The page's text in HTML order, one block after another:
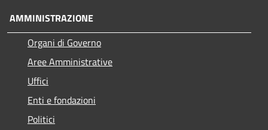
AMMINISTRAZIONE
Organi di Governo
Aree Amministrative
Uffici
Enti e fondazioni
Politici